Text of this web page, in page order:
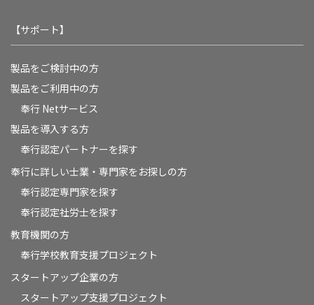
【サポート】
製品をご検討中の方
製品をご利用中の方
奉行 Netサービス
製品を導入する方
奉行認定パートナーを探す
奉行に詳しい士業・専門家をお探しの方
奉行認定専門家を探す
奉行認定社労士を探す
教育機関の方
奉⾏学校教育⽀援プロジェクト
スタートアップ企業の方
スタートアップ支援プロジェクト